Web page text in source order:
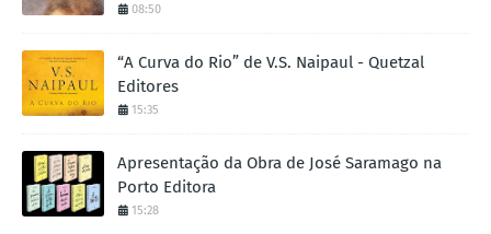
08:50
“A Curva do Rio” de V.S. Naipaul - Quetzal
Editores
15:35
Apresentação da Obra de José Saramago na
Porto Editora
15:28